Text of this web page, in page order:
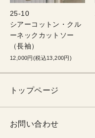
25-10
シアーコットン・クル
ーネックカットソー
（長袖）
12,000円(税込13,200円)
トップページ
お問い合わせ